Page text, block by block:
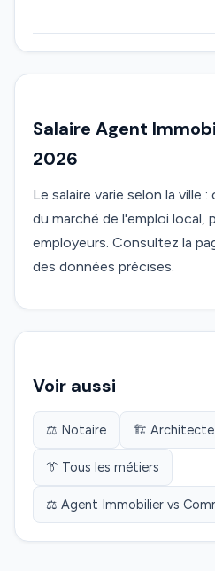
Salaire Agent
2026
Le salaire varie selon la ville
du marché de l'emploi local,
employeurs. Consultez la
des données précises.
Voir aussi
⚖️ Notaire 🏗️ Architecte
👔 Tous les métiers
⚖️ Agent Immobilier vs